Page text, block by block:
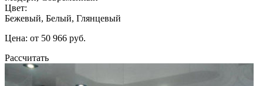
Цвет:
Бежевый, Белый, Глянцевый
Цена: от 50 966 руб.
Рассчитать